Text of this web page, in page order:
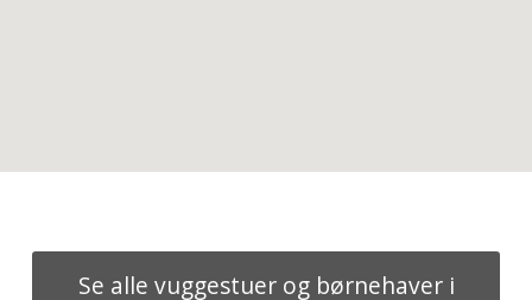
Se alle vuggestuer og børnehaver i